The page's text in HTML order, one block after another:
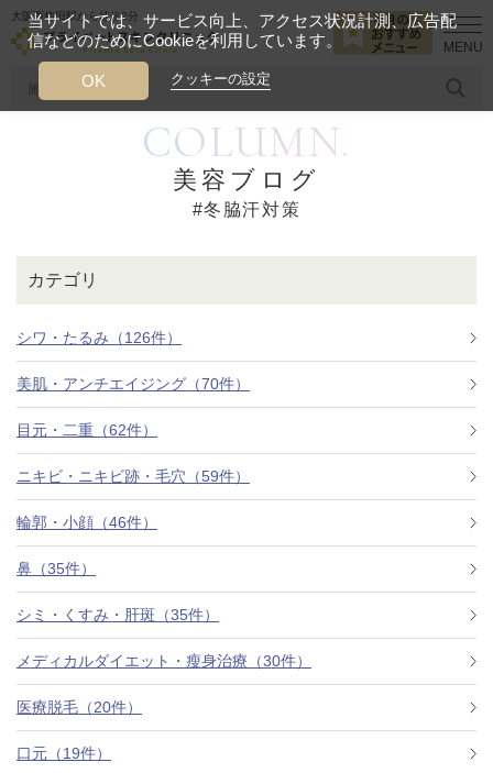
大阪西梅田駅から徒歩2分
糸リフト ヒアルロン酸
今月のおすすめメニュー
クリニックについて
料金一覧
施術症例
初めての方へ
お悩みで探す
冬脇汗対策
COLUMN.
美容ブログ
#冬脇汗対策
カテゴリ
シワ・たるみ（126件）
美肌・アンチエイジング（70件）
目元・二重（62件）
ニキビ・ニキビ跡・毛穴（59件）
輪郭・小顔（46件）
鼻（35件）
シミ・くすみ・肝斑（35件）
メディカルダイエット・瘦身治療（30件）
医療脱毛（20件）
口元（19件）
当サイトでは、サービス向上、アクセス状況計測、広告配
信などのためにCookieを利用しています。
クッキーの設定
OK